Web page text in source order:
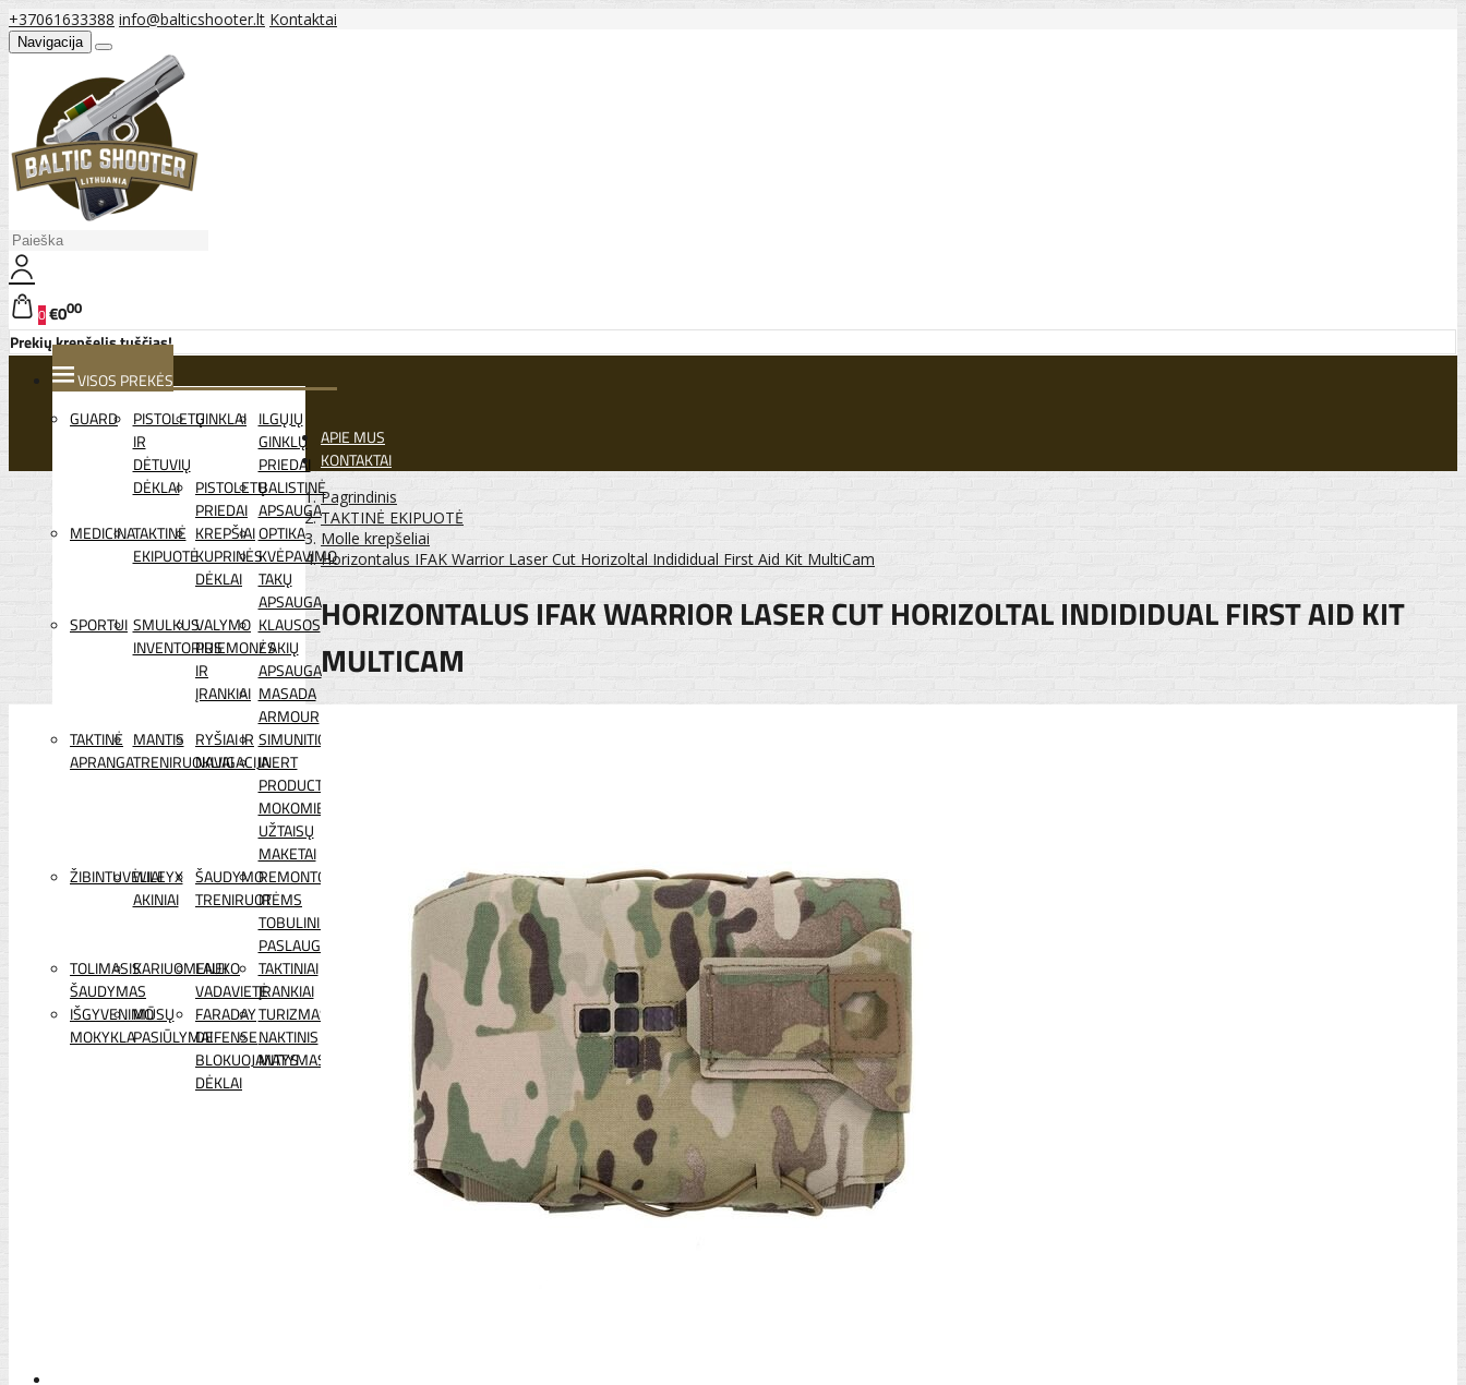
+37061633388 info@balticshooter.lt Kontaktai
Navigacija
0€000
Prekių krepšelis tuščias!
VISOS PREKĖS
GUARD
PISTOLETŲ
IR
DĖTUVIŲ
DĖKLAI
GINKLAI ILGŲJŲ
GINKLŲ
PRIEDAI
PISTOLETŲ
PRIEDAI
BALISTINĖ
APSAUGA
MEDICINATAKTINĖ
EKIPUOTĖ
KREPŠIAI
KUPRINĖS
DĖKLAI
OPTIKA
KVĖPAVIMO
TAKŲ
APSAUGA
SPORTUI SMULKUS
INVENTORIUS
VALYMO
PRIEMONĖS
IR
ĮRANKIAI
KLAUSOS
/ AKIŲ
APSAUGA
MASADA
ARMOUR
TAKTINĖ
APRANGA
MANTIS
TRENIRUOKLIAI
RYŠIAI IR
NAVIGACIJA
SIMUNITION
INERT
PRODUCTS
MOKOMIEJI
UŽTAISŲ
MAKETAI
ŽIBINTUVĖLIAI
WILEYX
AKINIAI
ŠAUDYMO
TRENIRUOTĖMS
REMONTO
IR
TOBULINIMO
PASLAUGOS
TOLIMASIS
ŠAUDYMAS
KARIUOMENEI
LAUKO
VADAVIETĖ
TAKTINIAI
ĮRANKIAI
IŠGYVENIMO
MOKYKLA
MŪSŲ
PASIŪLYMAI
FARADAY
DEFENSE
BLOKUOJANTYS
DĖKLAI
TURIZMAS
NAKTINIS
MATYMAS
APIE MUS
KONTAKTAI
Pagrindinis
TAKTINĖ EKIPUOTĖ
Molle krepšeliai
Horizontalus IFAK Warrior Laser Cut Horizoltal Indididual First Aid Kit MultiCam
HORIZONTALUS IFAK WARRIOR LASER CUT HORIZOLTAL INDIDIDUAL FIRST AID KIT
MULTICAM